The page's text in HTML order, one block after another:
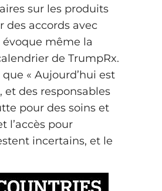
sur les produits
des accords avec
évoque même la
de TrumpRx.
« Aujourd’hui est
des responsables
pour des soins et
l’accès pour
incertains, et le